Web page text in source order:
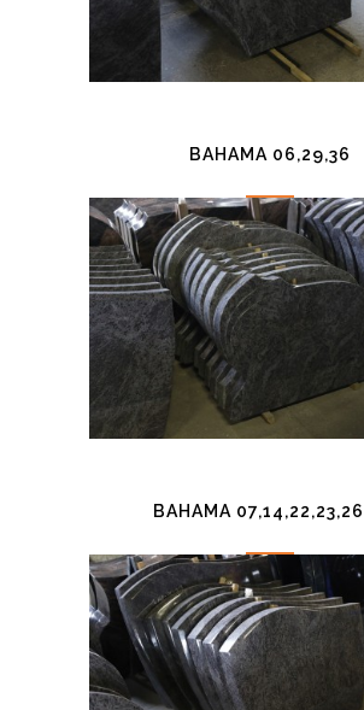
BAHAMA 06,29,36
BAHAMA